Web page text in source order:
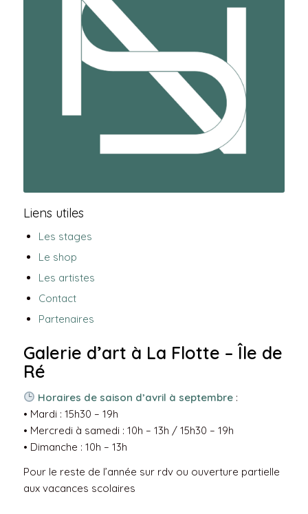
Liens utiles
Les stages
Le shop
Les artistes
Contact
Partenaires
Galerie d’art à La Flotte – Île de
Ré
Horaires de saison d’avril à septembre:
• Mardi : 15h30 – 19h
• Mercredi à samedi : 10h – 13h / 15h30 – 19h
• Dimanche : 10h – 13h
Pour le reste de l’année sur rdv ou ouverture partielle
aux vacances scolaires